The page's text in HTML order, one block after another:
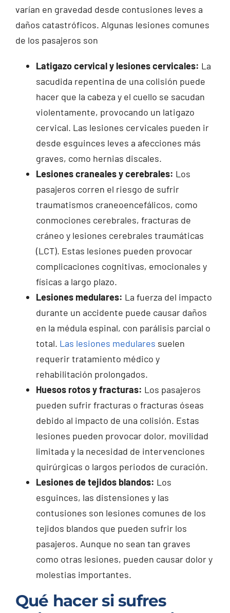
varían en gravedad desde contusiones leves a
daños catastróficos. Algunas lesiones comunes
de los pasajeros son
Latigazo cervical y lesiones cervicales: La
sacudida repentina de una colisión puede
hacer que la cabeza y el cuello se sacudan
violentamente, provocando un latigazo
cervical. Las lesiones cervicales pueden ir
desde esguinces leves a afecciones más
graves, como hernias discales.
Lesiones craneales y cerebrales: Los
pasajeros corren el riesgo de sufrir
traumatismos craneoencefálicos, como
conmociones cerebrales, fracturas de
cráneo y lesiones cerebrales traumáticas
(LCT). Estas lesiones pueden provocar
complicaciones cognitivas, emocionales y
físicas a largo plazo.
Lesiones medulares: La fuerza del impacto
durante un accidente puede causar daños
en la médula espinal, con parálisis parcial o
total. Las lesiones medulares suelen
requerir tratamiento médico y
rehabilitación prolongados.
Huesos rotos y fracturas: Los pasajeros
pueden sufrir fracturas o fracturas óseas
debido al impacto de una colisión. Estas
lesiones pueden provocar dolor, movilidad
limitada y la necesidad de intervenciones
quirúrgicas o largos periodos de curación.
Lesiones de tejidos blandos: Los
esguinces, las distensiones y las
contusiones son lesiones comunes de los
tejidos blandos que pueden sufrir los
pasajeros. Aunque no sean tan graves
como otras lesiones, pueden causar dolor y
molestias importantes.
Qué hacer si sufres